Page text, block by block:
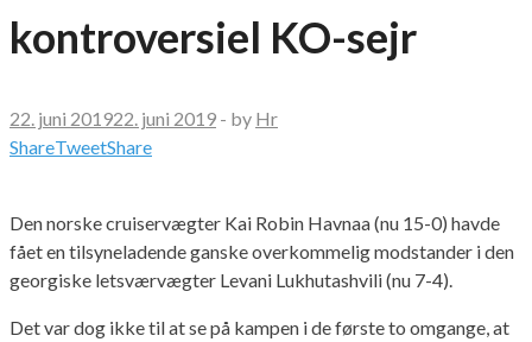
kontroversiel KO-sejr
22. juni 201922. juni 2019 - by Hr
ShareTweetShare
Den norske cruiservægter Kai Robin Havnaa (nu 15-0) havde
fået en tilsyneladende ganske overkommelig modstander i den
georgiske letsværvægter Levani Lukhutashvili (nu 7-4).
Det var dog ikke til at se på kampen i de første to omgange, at